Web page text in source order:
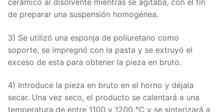
de preparar una suspensión homogénea.
3) Se utilizó una esponja de poliuretano como
soporte, se impregnó con la pasta y se extruyó el
exceso de esta para obtener la pieza en bruto.
4) Introduce la pieza en bruto en el horno y déjala
secar. Una vez seco, el producto se calentará a una
temperatura de entre 1100 y 1200 °C y se sinterizará a